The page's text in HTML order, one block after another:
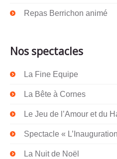
Repas Berrichon animé
Nos spectacles
La Fine Equipe
La Bête à Cornes
Le Jeu de l’Amour et du
Spectacle «
La Nuit de Noël